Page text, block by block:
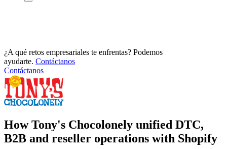
¿A qué retos empresariales te enfrentas? Podemos
ayudarte. Contáctanos
Contáctanos
How Tony's Chocolonely unified DTC,
B2B and reseller operations with Shopify